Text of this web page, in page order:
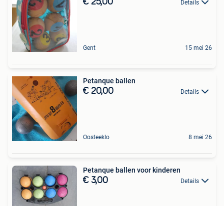
€ 25,00 Details
Gent 15 mei 26
Petanque ballen
€ 20,00 Details
Oosteeklo 8 mei 26
Petanque ballen voor kinderen
€ 3,00 Details